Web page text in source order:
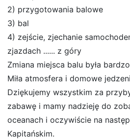
2) przygotowania balowe
3) bal
4) zejście, zjechanie
zjazdach ...... z góry
Zmiana miejsca balu była
Miła atmosfera i domowe
Dziękujemy wszystkim za
zabawę i mamy nadzieję do
oceanach i oczywiście na
Kapitańskim.